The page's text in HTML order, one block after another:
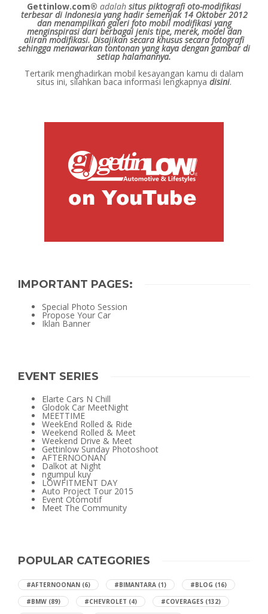
Gettinlow.com® adalah situs piktografi oto-modifikasi
terbesar di Indonesia yang hadir semenjak 14 Oktober 2012
dan menampilkan galeri foto mobil modifikasi yang
menginspirasi dari berbagai jenis tipe, merek, model dan
aliran modifikasi. Disajikan secara khusus secara fotografi
sehingga menawarkan tontonan yang kaya dengan gambar di
setiap halamannya.
Tertarik menghadirkan mobil kesayangan kamu di dalam
situs ini, silahkan baca informasi lengkapnya disini.
IMPORTANT PAGES:
Special Photo Session
Propose Your Car
Iklan Banner
EVENT SERIES
Elarte Cars N Chill
Glodok Car MeetNight
MEETTIME
WeekEnd Rolled & Ride
Weekend Rolled & Meet
Weekend Drive & Meet
Gettinlow Sunday Photoshoot
AFTERNOONAN
Dalkot at Night
ngumpul kuy
LOWFITMENT DAY
Auto Project Tour 2015
Event Otomotif
Meet The Community
POPULAR CATEGORIES
#AFTERNOONAN (6) #BIMANTARA (1) #BLOG (16)
#BMW (89) #CHEVROLET (4) #COVERAGES (132)